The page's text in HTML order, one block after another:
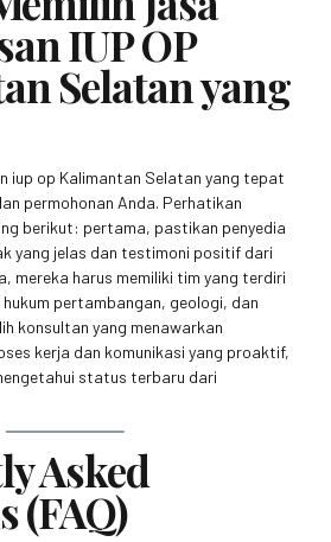
IUP OP
Selatan yang
iup op Kalimantan Selatan yang tepat
permohonan Anda. Perhatikan
berikut: pertama, pastikan penyedia
yang jelas dan testimoni positif dari
mereka harus memiliki tim yang terdiri
pertambangan, geologi, dan
konsultan yang menawarkan
kerja dan komunikasi yang proaktif,
status terbaru dari
Asked
(FAQ)